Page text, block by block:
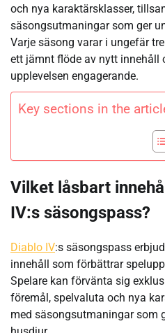
och nya karaktärsklasser,
säsongsutmaningar som ger
Varje säsong varar i ungefär
ett jämnt flöde av nytt innehåll
upplevelsen engagerande.
Key sections in the
Vilket låsbart
IV:s säsongspass?
Diablo IV:s säsongspass
innehåll som förbättrar
Spelare kan förvänta sig
föremål, spelvaluta och nya
med säsongsutmaningar som